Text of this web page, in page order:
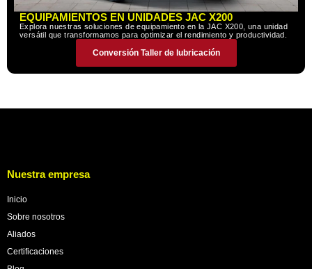
EQUIPAMIENTOS EN UNIDADES JAC X200
Explora nuestras soluciones de equipamiento en la JAC X200, una unidad
versátil que transformamos para optimizar el rendimiento y productividad.
Conversión Taller de lubricación
Nuestra empresa
Inicio
Sobre nosotros
Aliados
Certificaciones